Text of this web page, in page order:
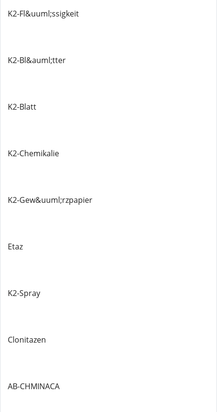
K2-Fl&uuml;ssigkeit
K2-Bl&auml;tter
K2-Blatt
K2-Chemikalie
K2-Gew&uuml;rzpapier
Etaz
K2-Spray
Clonitazen
AB-CHMINACA